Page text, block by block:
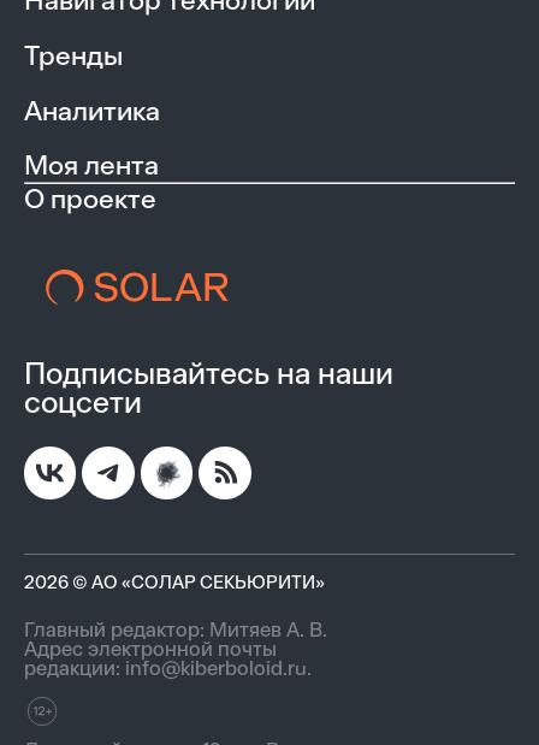
Тренды
Аналитика
Моя лента
О проекте
Подписывайтесь на наши
соцсети
2026 © АО «СОЛАР СЕКЬЮРИТИ»
Главный редактор: Митяев А. В.
Адрес электронной почты
редакции: info@kiberboloid.ru.